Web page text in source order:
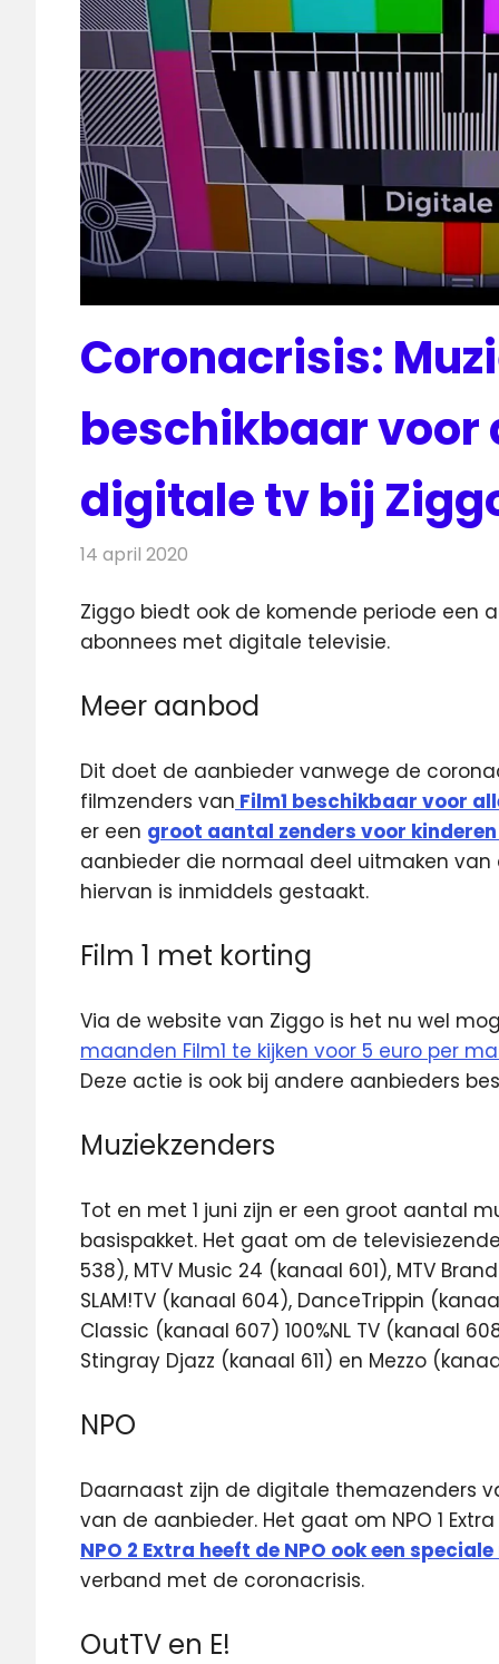
Coronacrisis:
beschikbaar voor
digitale tv bij
14 april 2020
Ziggo biedt ook de komende periode een
abonnees met digitale televisie.
Meer aanbod
Dit doet de aanbieder vanwege de
filmzenders van Film1 beschikbaar voor
er een groot aantal zenders voor
aanbieder die normaal deel uitmaken
hiervan is inmiddels gestaakt.
Film 1 met korting
Via de website van Ziggo is het nu wel
maanden Film1 te kijken voor 5 euro per
Deze actie is ook bij andere aanbieders
Muziekzenders
Tot en met 1 juni zijn er een groot aantal
basispakket. Het gaat om de
538), MTV Music 24 (kanaal 601), MTV
SLAM!TV (kanaal 604), DanceTrippin
Classic (kanaal 607) 100%NL TV (kanaal
Stingray Djazz (kanaal 611) en Mezzo
NPO
Daarnaast zijn de digitale themazenders
van de aanbieder. Het gaat om NPO 1
NPO 2 Extra heeft de NPO ook een
verband met de coronacrisis.
OutTV en E!